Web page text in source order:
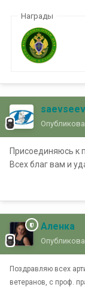
Награды
saevseev
Присоединяюсь к
Всех благ вам и
Аленка
Поздравляю всех
ветеранов, с проф.